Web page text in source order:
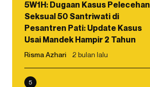
5W1H: Dugaan Kasus Pelecehan
Seksual 50 Santriwati di
Pesantren Pati: Update Kasus
Usai Mandek Hampir 2 Tahun
Risma Azhari 2 bulan lalu
5